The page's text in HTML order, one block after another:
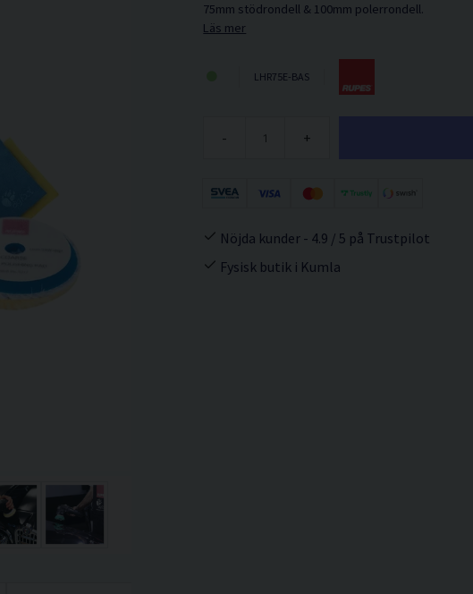
75mm stödrondell & 100mm polerrondell.
Läs mer
LHR75E-BAS
- +
Nöjda kunder - 4.9 / 5 på Trustpilot
Fysisk butik i Kumla